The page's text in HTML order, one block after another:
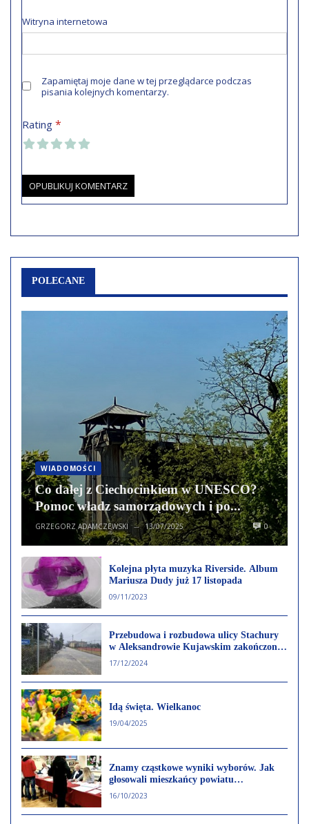
Witryna internetowa
Zapamiętaj moje dane w tej przeglądarce podczas
pisania kolejnych komentarzy.
Rating *
POLECANE
WIADOMOŚCI
Co dalej z Ciechocinkiem w UNESCO?
Pomoc władz samorządowych i po...
GRZEGORZ ADAMCZEWSKI — 13/07/2025 0
Kolejna płyta muzyka Riverside. Album
Mariusza Dudy już 17 listopada
09/11/2023
Przebudowa i rozbudowa ulicy Stachury
w Aleksandrowie Kujawskim zakończona.
Remont sfinansowano w całości z budżetu
17/12/2024
Idą święta. Wielkanoc
19/04/2025
Znamy cząstkowe wyniki wyborów. Jak
głosowali mieszkańcy powiatu
Aleksandrowskiego
16/10/2023